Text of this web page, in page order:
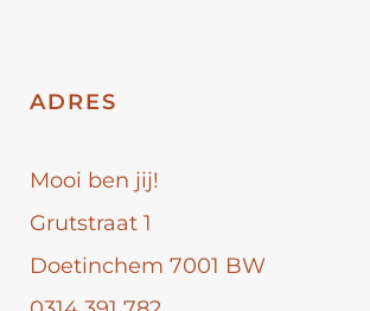
ADRES
Mooi ben jij!
Grutstraat 1
Doetinchem 7001 BW